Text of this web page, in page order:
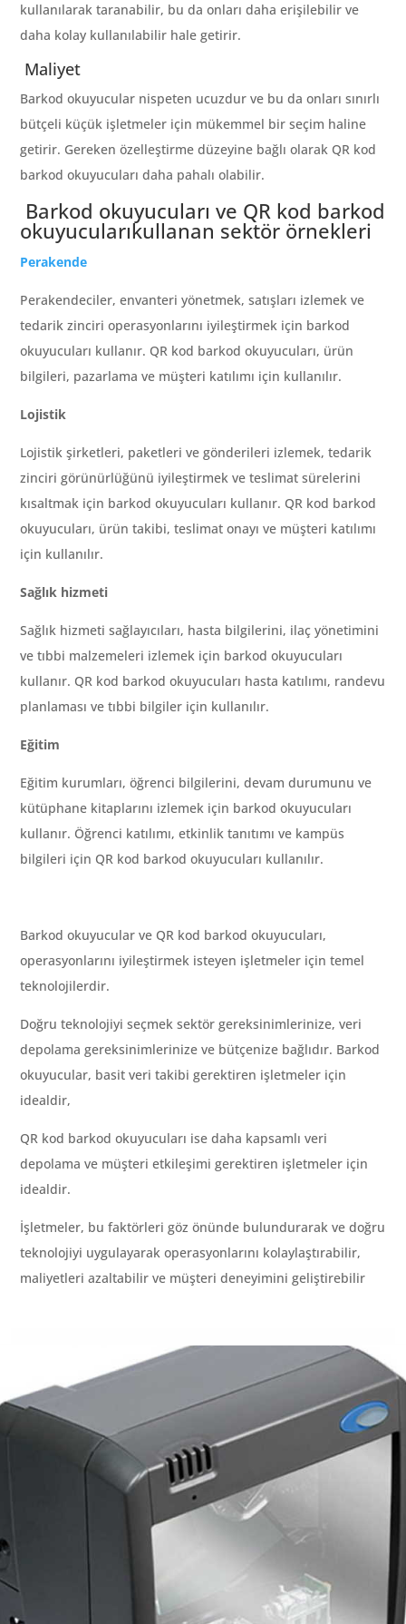
kullanılarak taranabilir, bu da onları daha erişilebilir ve
daha kolay kullanılabilir hale getirir.
Maliyet
Barkod okuyucular nispeten ucuzdur ve bu da onları sınırlı
bütçeli küçük işletmeler için mükemmel bir seçim haline
getirir. Gereken özelleştirme düzeyine bağlı olarak QR kod
barkod okuyucuları daha pahalı olabilir.
Barkod okuyucuları ve QR kod barkod
okuyucularıkullanan sektör örnekleri
Perakende
Perakendeciler, envanteri yönetmek, satışları izlemek ve
tedarik zinciri operasyonlarını iyileştirmek için barkod
okuyucuları kullanır. QR kod barkod okuyucuları, ürün
bilgileri, pazarlama ve müşteri katılımı için kullanılır.
Lojistik
Lojistik şirketleri, paketleri ve gönderileri izlemek, tedarik
zinciri görünürlüğünü iyileştirmek ve teslimat sürelerini
kısaltmak için barkod okuyucuları kullanır. QR kod barkod
okuyucuları, ürün takibi, teslimat onayı ve müşteri katılımı
için kullanılır.
Sağlık hizmeti
Sağlık hizmeti sağlayıcıları, hasta bilgilerini, ilaç yönetimini
ve tıbbi malzemeleri izlemek için barkod okuyucuları
kullanır. QR kod barkod okuyucuları hasta katılımı, randevu
planlaması ve tıbbi bilgiler için kullanılır.
Eğitim
Eğitim kurumları, öğrenci bilgilerini, devam durumunu ve
kütüphane kitaplarını izlemek için barkod okuyucuları
kullanır. Öğrenci katılımı, etkinlik tanıtımı ve kampüs
bilgileri için QR kod barkod okuyucuları kullanılır.
Barkod okuyucular ve QR kod barkod okuyucuları,
operasyonlarını iyileştirmek isteyen işletmeler için temel
teknolojilerdir.
Doğru teknolojiyi seçmek sektör gereksinimlerinize, veri
depolama gereksinimlerinize ve bütçenize bağlıdır. Barkod
okuyucular, basit veri takibi gerektiren işletmeler için
idealdir,
QR kod barkod okuyucuları ise daha kapsamlı veri
depolama ve müşteri etkileşimi gerektiren işletmeler için
idealdir.
İşletmeler, bu faktörleri göz önünde bulundurarak ve doğru
teknolojiyi uygulayarak operasyonlarını kolaylaştırabilir,
maliyetleri azaltabilir ve müşteri deneyimini geliştirebilir